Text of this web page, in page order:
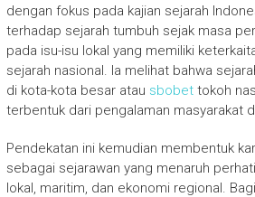
dengan fokus pada kajian sejarah
terhadap sejarah tumbuh sejak masa
pada isu-isu lokal yang memiliki
sejarah nasional. Ia melihat bahwa
di kota-kota besar atau sbobettokoh
terbentuk dari pengalaman masyarakat
Pendekatan ini kemudian membentuk
sebagai sejarawan yang menaruh
lokal, maritim, dan ekonomi regional.